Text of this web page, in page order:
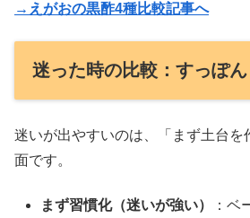
→えがおの黒酢4種比較記事へ
迷った時の比較：すっぽ
迷いが出やすいのは、「まず土台を
面です。
まず習慣化（迷いが強い）
：ベ